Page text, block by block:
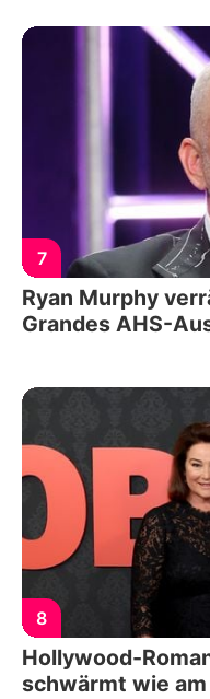
7
Ryan Murphy
Grandes AHS-
8
Hollywood-
schwärmt wie